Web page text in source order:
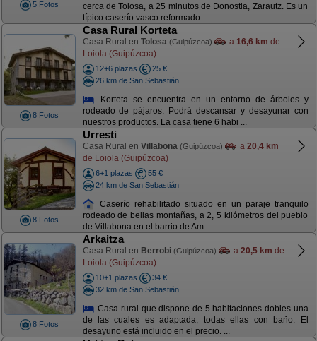
5 Fotos
cerca de Tolosa, a 25 minutos de Donostia, Zarautz. Es un
típico caserío vasco reformado ...
8 Fotos
Casa Rural Korteta
Casa Rural en Tolosa (Guipúzcoa) a 16,6 km de
Loiola (Guipúzcoa)
12+6 plazas
25 €
26 km de San Sebastián
Korteta se encuentra en un entorno de árboles y
rodeado de pájaros. Podrá descansar y desayunar con
nuestros productos. La casa tiene 6 habi ...
8 Fotos
Urresti
Casa Rural en Villabona (Guipúzcoa) a 20,4 km
de Loiola (Guipúzcoa)
6+1 plazas
55 €
24 km de San Sebastián
Caserío rehabilitado situado en un paraje tranquilo
rodeado de bellas montañas, a 2, 5 kilómetros del pueblo
de Villabona en el barrio de Am ...
8 Fotos
Arkaitza
Casa Rural en Berrobi (Guipúzcoa) a 20,5 km de
Loiola (Guipúzcoa)
10+1 plazas
34 €
32 km de San Sebastián
Casa rural que dispone de 5 habitaciones dobles una
de las cuales es adaptada, todas ellas con baño. El
desayuno está incluido en el precio. ...